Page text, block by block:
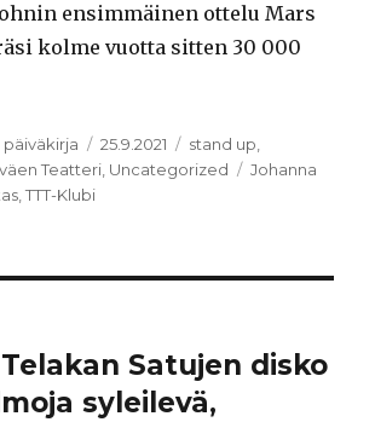
ensimmäinen ottelu Mars
kolme vuotta sitten 30 000
Julkaistu
25.9.2021 Kategoriat
stand up
Teatteri Uncategorized Avainsanat
Johanna
,TTT-Klubi
Satujen disko
syleilevä,